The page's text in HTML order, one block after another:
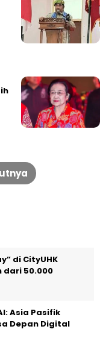
di CityUHK
dari 50.000
Asia Pasifik
Depan Digital